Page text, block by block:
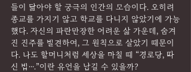
들이 닮아야 할 궁극의 인간의 모습이다. 오히려
종교를 가지기 않고 학교를 다니지 않았기에 가능
했다. 자신의 파란만장한 어려운 삶 가운데, 숨겨
진 진주를 발견하여, 그 원칙으로 살았기 때문이
다. 나도 할머니처럼 세상을 마칠 때 “경로당, 따
신 밥….”이란 유언을 남길 수 있을까?